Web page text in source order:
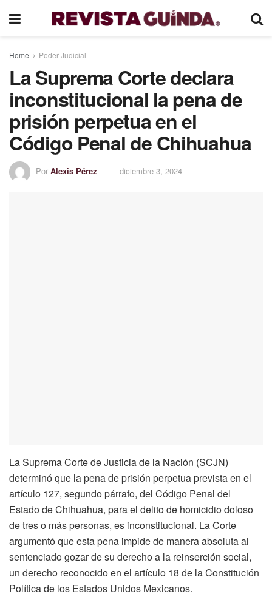
Home Poder Judicial
La Suprema Corte declara
inconstitucional la pena de
prisión perpetua en el
Código Penal de Chihuahua
Por Alexis Pérez diciembre 3, 2024
La Suprema Corte de Justicia de la Nación (SCJN)
determinó que la pena de prisión perpetua prevista en el
artículo 127, segundo párrafo, del Código Penal del
Estado de Chihuahua, para el delito de homicidio doloso
de tres o más personas, es inconstitucional. La Corte
argumentó que esta pena impide de manera absoluta al
sentenciado gozar de su derecho a la reinserción social,
un derecho reconocido en el artículo 18 de la Constitución
Política de los Estados Unidos Mexicanos.